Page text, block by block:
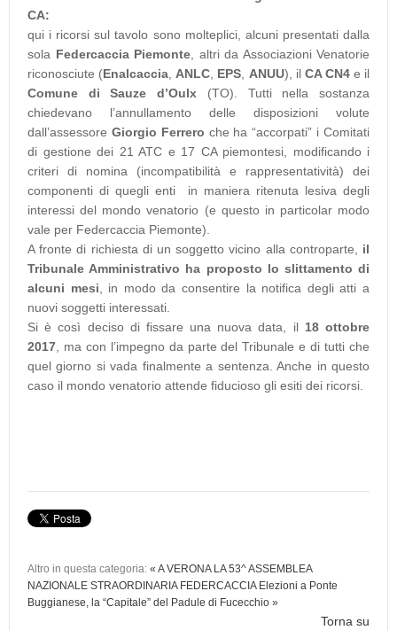
CA:
qui i ricorsi sul tavolo sono molteplici, alcuni presentati dalla
sola Federcaccia Piemonte, altri da Associazioni Venatorie
riconosciute (Enalcaccia,ANLC, EPS, ANUU), il CA CN4e il
Comune di Sauze d’Oulx (TO). Tutti nella sostanza
chiedevano l’annullamento delle disposizioni volute
dall’assessore Giorgio Ferrero che ha “accorpati” i Comitati
di gestione dei 21 ATC e 17 CA piemontesi, modificando i
criteri di nomina (incompatibilità e rappresentatività) dei
componenti di quegli enti in maniera ritenuta lesiva degli
interessi del mondo venatorio (e questo in particolar modo
vale per Federcaccia Piemonte).
A fronte di richiesta di un soggetto vicino alla controparte, il
Tribunale Amministrativo ha proposto lo slittamento di
alcuni mesi, in modo da consentire la notifica degli atti a
nuovi soggetti interessati.
Si è così deciso di fissare una nuova data, il 18 ottobre
2017, ma con l’impegno da parte del Tribunale e di tutti che
quel giorno si vada finalmente a sentenza. Anche in questo
caso il mondo venatorio attende fiducioso gli esiti dei ricorsi.
Altro in questa categoria: « A VERONA LA 53^ ASSEMBLEA
NAZIONALE STRAORDINARIA FEDERCACCIA Elezioni a Ponte
Buggianese, la “Capitale” del Padule di Fucecchio »
Torna su